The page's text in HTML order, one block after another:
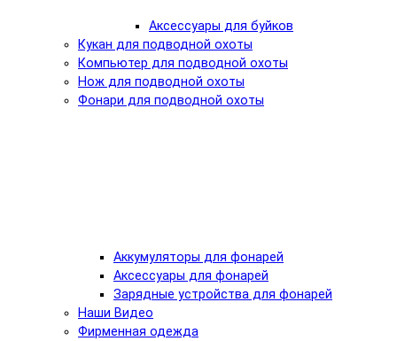
Аксессуары для буйков
Кукан для подводной охоты
Компьютер для подводной охоты
Нож для подводной охоты
Фонари для подводной охоты
Аккумуляторы для фонарей
Аксессуары для фонарей
Зарядные устройства для фонарей
Наши Видео
Фирменная одежда